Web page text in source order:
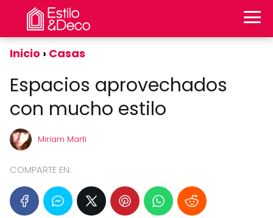
Inicio Casas
Espacios aprovechados
con mucho estilo
Miriam Marti
COMPARTE EN: